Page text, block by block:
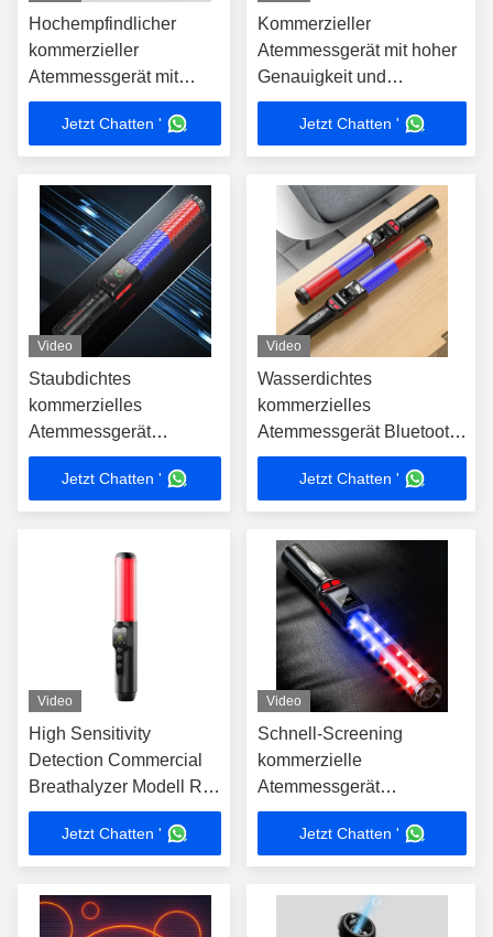
Hochempfindlicher
kommerzieller
Atemmessgerät mit
LCD-Display
Jetzt Chatten '
Kommerzieller
Atemmessgerät mit hoher
Genauigkeit und
CE/FCC/ROHS-Zertifikat
Jetzt Chatten '
Video
Staubdichtes
kommerzielles
Atemmessgerät
Alkoholprüfer 90000
Prüfprotokolle BJL1
Jetzt Chatten '
Video
Wasserdichtes
kommerzielles
Atemmessgerät Bluetooth
mit Tasten / USB-
Schnittstellen
Jetzt Chatten '
Video
High Sensitivity
Detection Commercial
Breathalyzer Modell RG-
5 mit hoher Genauigkeit
Jetzt Chatten '
Video
Schnell-Screening
kommerzielle
Atemmessgerät
Schlagstock Blasen
Atemmessgerät für
Fabrikteam
Jetzt Chatten '